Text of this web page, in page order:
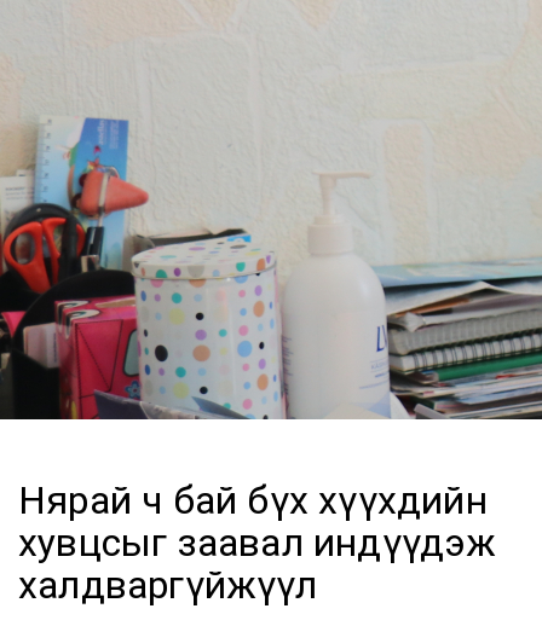
Нярай ч бай бүх хүүхдийн
хувцсыг заавал индүүдэж
халдваргүйжүүл